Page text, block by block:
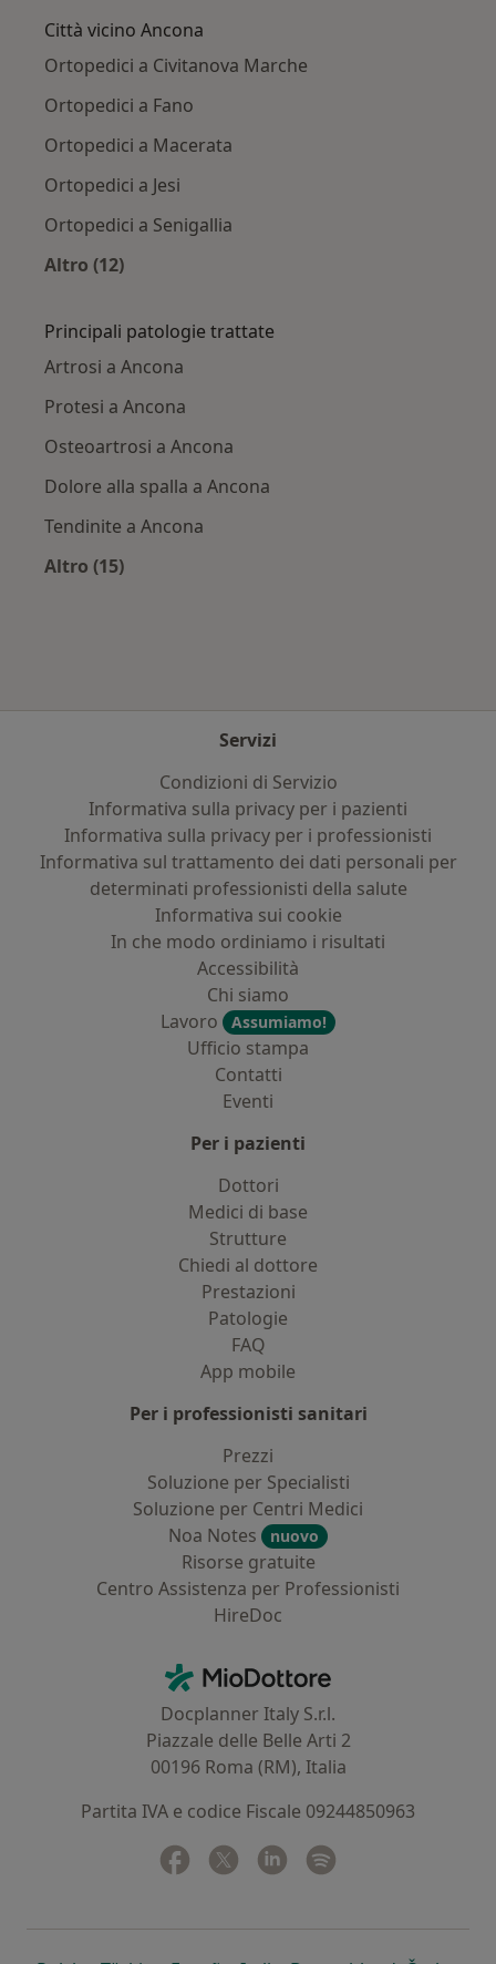
Città vicino Ancona
Ortopedici a Civitanova Marche
Ortopedici a Fano
Ortopedici a Macerata
Ortopedici a Jesi
Ortopedici a Senigallia
Altro (12)
Principali patologie trattate
Artrosi a Ancona
Protesi a Ancona
Osteoartrosi a Ancona
Dolore alla spalla a Ancona
Tendinite a Ancona
Altro (15)
Servizi
Condizioni di Servizio
Informativa sulla privacy per i pazienti
Informativa sulla privacy per i professionisti
Informativa sul trattamento dei dati personali per
determinati professionisti della salute
Informativa sui cookie
In che modo ordiniamo i risultati
Accessibilità
Chi siamo
Lavoro
Assumiamo!
Ufficio stampa
Contatti
Eventi
Per i pazienti
Dottori
Medici di base
Strutture
Chiedi al dottore
Prestazioni
Patologie
FAQ
App mobile
Per i professionisti sanitari
Prezzi
Soluzione per Specialisti
Soluzione per Centri Medici
Noa Notes
nuovo
Risorse gratuite
Centro Assistenza per Professionisti
HireDoc
MioDottore - Homepage
Docplanner Italy S.r.l.
Piazzale delle Belle Arti 2
00196 Roma (RM), Italia
Partita IVA e codice Fiscale 09244850963
Facebook
si apre in una nuova scheda
Twitter
si apre in una nuova scheda
Linkedin
si apre in una nuova